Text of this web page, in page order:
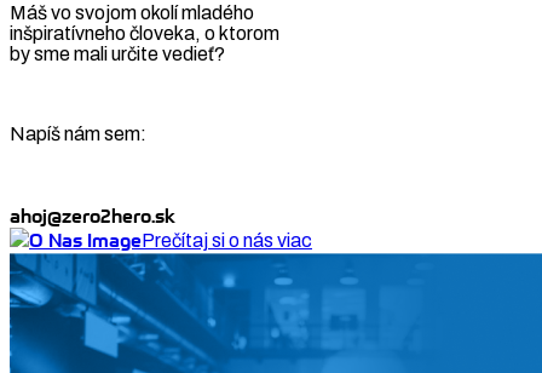
Máš vo svojom okolí mladého
inšpiratívneho človeka, o ktorom
by sme mali určite vedieť?
Napíš nám sem:
ahoj@zero2hero.sk
Prečítaj si o nás viac